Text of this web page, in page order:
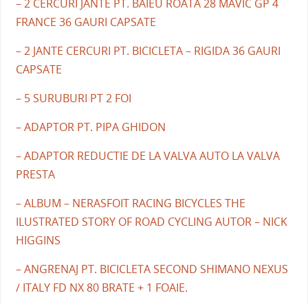
– 2 CERCURI JANTE PT. BAIEU ROATA 28 MAVIC GP 4
FRANCE 36 GAURI CAPSATE
– 2 JANTE CERCURI PT. BICICLETA – RIGIDA 36 GAURI
CAPSATE
– 5 SURUBURI PT 2 FOI
– ADAPTOR PT. PIPA GHIDON
– ADAPTOR REDUCTIE DE LA VALVA AUTO LA VALVA
PRESTA
– ALBUM – NERASFOIT RACING BICYCLES THE
ILUSTRATED STORY OF ROAD CYCLING AUTOR – NICK
HIGGINS
– ANGRENAJ PT. BICICLETA SECOND SHIMANO NEXUS
/ ITALY FD NX 80 BRATE + 1 FOAIE.